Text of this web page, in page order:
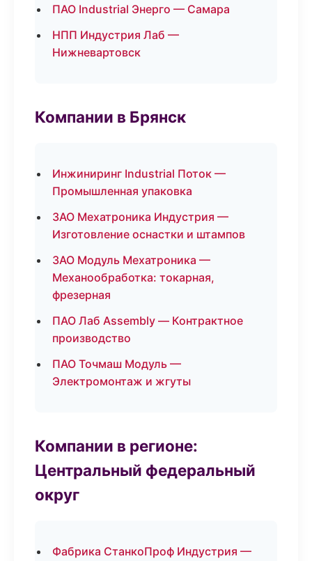
ПАО Industrial Энерго — Самара
НПП Индустрия Лаб —
Нижневартовск
Компании в Брянск
Инжиниринг Industrial Поток —
Промышленная упаковка
ЗАО Мехатроника Индустрия —
Изготовление оснастки и штампов
ЗАО Модуль Мехатроника —
Механообработка: токарная,
фрезерная
ПАО Лаб Assembly — Контрактное
производство
ПАО Точмаш Модуль —
Электромонтаж и жгуты
Компании в регионе:
Центральный федеральный
округ
Фабрика СтанкоПроф Индустрия —